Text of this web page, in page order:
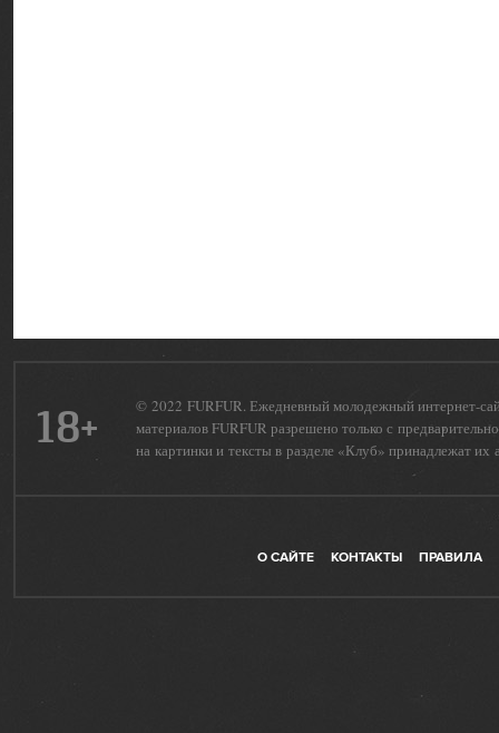
18+
© 2022 FURFUR. Ежедневный молодежный интернет-
материалов FURFUR разрешено только с
на картинки и тексты в разделе «Клуб» принадлежат их
О САЙТЕ КОНТАКТЫ ПРАВИЛА